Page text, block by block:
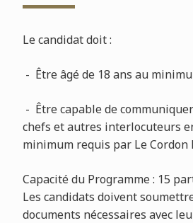
Le candidat doit :
- Être âgé de 18 ans au
- Être capable de communiquer
chefs et autres interlocuteurs
minimum requis par Le Cordon
Capacité du Programme : 15
Les candidats doivent
documents nécessaires avec